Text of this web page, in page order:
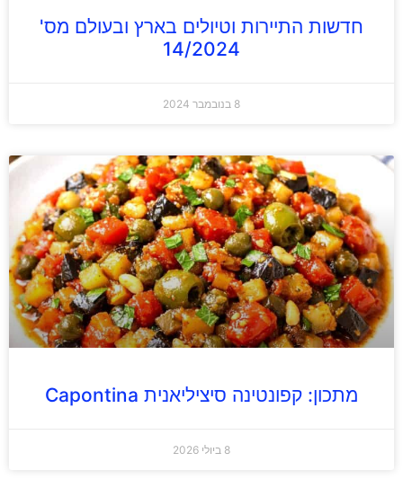
חדשות התיירות וטיולים בארץ ובעולם מס'
14/2024
8 בנובמבר 2024
מתכון: קפונטינה סיציליאנית Capontina
8 ביולי 2026